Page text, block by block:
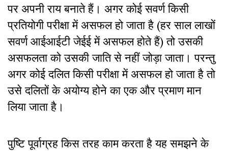
पर अपनी राय बनाते हैं। अगर कोई सवर्ण किसी
प्रतियोगी परीक्षा में असफल हो जाता है (हर साल लाखों
सवर्ण आईआईटी जेईई में असफल होते हैं) तो उसकी
असफलता को उसकी जाति से नहीं जोड़ा जाता। परन्तु
अगर कोई दलित किसी परीक्षा में असफल हो जाता है तो
उसे दलितों के अयोग्य होने का एक और प्रमाण मान
लिया जाता है।
पुष्टि पूर्वाग्रह किस तरह काम करता है यह समझने के